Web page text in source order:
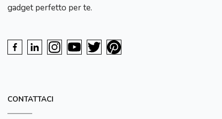
gadget perfetto per te.
CONTATTACI